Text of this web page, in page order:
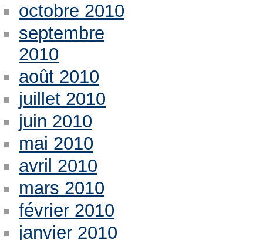
octobre 2010
septembre
2010
août 2010
juillet 2010
juin 2010
mai 2010
avril 2010
mars 2010
février 2010
janvier 2010